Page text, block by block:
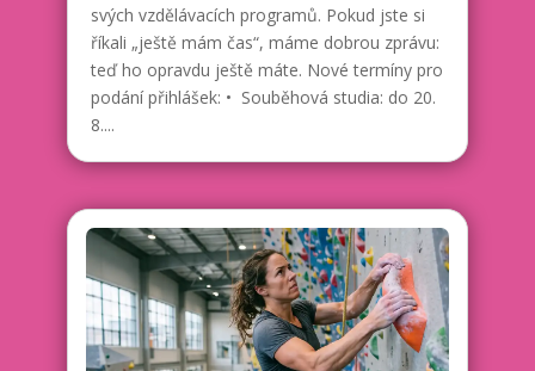
svých vzdělávacích programů. Pokud jste si
říkali „ještě mám čas“, máme dobrou zprávu:
teď ho opravdu ještě máte. Nové termíny pro
podání přihlášek: • Souběhová studia: do 20.
8....